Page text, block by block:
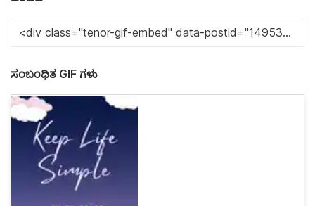
ಸಂಬಂಧಿತ GIF ಗಳು